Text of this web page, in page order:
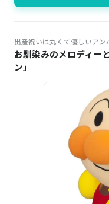
出産祝いは丸くて優しいアン
お馴染みのメロディー
ン」